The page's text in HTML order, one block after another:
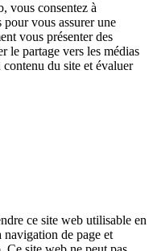
vous consentez à
vous assurer une
vous présenter des
le partage vers les médias
du site et évaluer
ce site web utilisable en
navigation de page et